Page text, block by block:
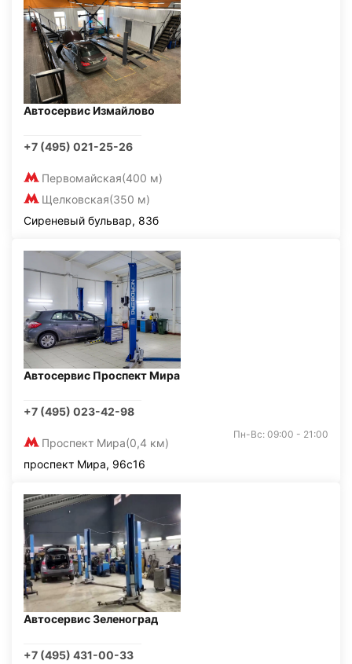
Автосервис Измайлово
+7 (495) 021-25-26
Первомайская(400 м)
Щелковская(350 м)
Сиреневый бульвар, 83б
Автосервис Проспект Мира
+7 (495) 023-42-98
Проспект Мира(0,4 км)
Пн-Вс: 09:00 - 21:00
проспект Мира, 96с16
Автосервис Зеленоград
+7 (495) 431-00-33